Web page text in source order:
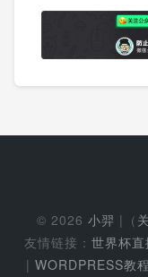
© 2026 小羿 |（
友情链接： 世界杯直
| WORDPRESS教程